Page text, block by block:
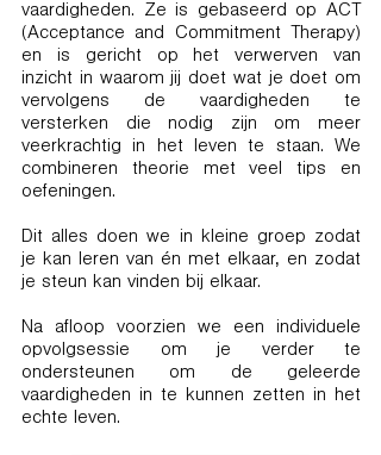
vaardigheden. Ze is gebaseerd op ACT
(Acceptance and Commitment Therapy)
en is gericht op het verwerven van
inzicht in waarom jij doet wat je doet om
vervolgens de vaardigheden te
versterken die nodig zijn om meer
veerkrachtig in het leven te staan. We
combineren theorie met veel tips en
oefeningen.
Dit alles doen we in kleine groep zodat
je kan leren van én met elkaar, en zodat
je steun kan vinden bij elkaar.
Na afloop voorzien we een individuele
opvolgsessie om je verder te
ondersteunen om de geleerde
vaardigheden in te kunnen zetten in het
echte leven.